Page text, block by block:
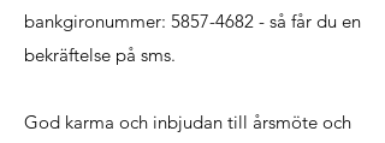
bankgironummer: 5857-4682 - så får du en
bekräftelse på sms.
God karma och inbjudan till årsmöte och